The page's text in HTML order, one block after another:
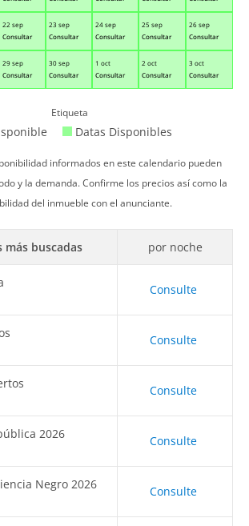
22 sep
Consultar
23 sep
Consultar
24 sep
Consultar
25 sep
Consultar
26 sep
Consultar
29 sep
Consultar
30 sep
Consultar
1 oct
Consultar
2 oct
Consultar
3 oct
Consultar
Etiqueta
Datas Disponibles
informados en este calendario pueden
y la demanda. Confirme los precios así como la
del inmueble con el anunciante.
más buscadas por noche
Consulte
Consulte
Consulte
2026 Consulte
Negro 2026 Consulte